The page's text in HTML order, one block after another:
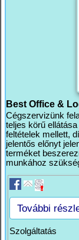
Best Office &
Cégszervizünk
teljes körű
feltételek mellett,
jelentős előnyt
terméket
munkához
További
Szolgáltatás